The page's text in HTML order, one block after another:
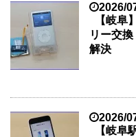
2026/
【岐
リー交
解決
2026/
【岐阜